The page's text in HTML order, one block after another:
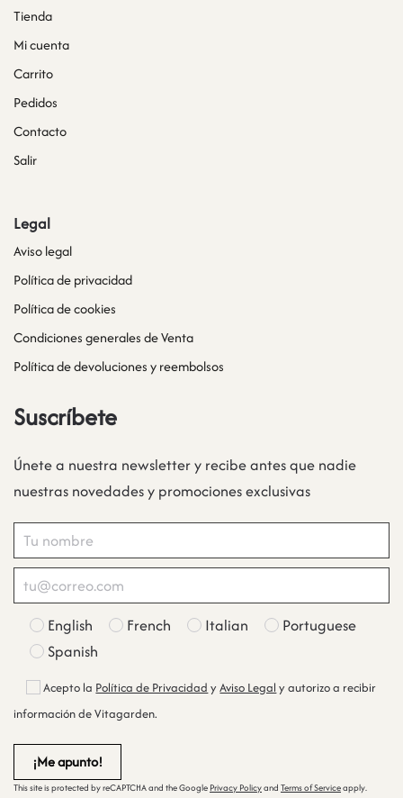
Tienda
Mi cuenta
Carrito
Pedidos
Contacto
Salir
Legal
Aviso legal
Política de privacidad
Política de cookies
Condiciones generales de Venta
Política de devoluciones y reembolsos
Suscríbete
Únete a nuestra newsletter y recibe antes que nadie
nuestras novedades y promociones exclusivas
English French Italian
Portuguese
Spanish
Acepto la Política de Privacidad yAviso Legal y autorizo a recibir
información de Vitagarden.
This site is protected by reCAPTCHA and the Google Privacy Policyand Terms of Serviceapply.